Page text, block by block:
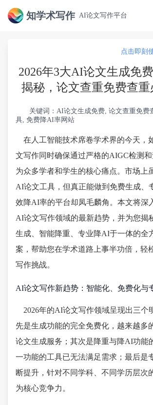
知学术写作 AI论文写作平台
点击即刻
2026年3大AI论文生成免
揭秘，论文查重免费查重
关键词：AI论文生成免费, 论文查重免费
具, 免费降AI率网站
在人工智能技术席卷学术界的今天，
文写作同时确保通过严格的AIGC检测
为众多学者和学生的核心痛点。市场上
AI论文工具，但真正能做到免费生成、
效降AI率的平台却凤毛麟角。本文将深
AI论文写作领域的最新趋势，并为您揭
生成、智能降重、专业降AI于一体的全
案，帮助您在学术道路上事半功倍，轻
写作挑战。
AI论文写作新趋势：智能化、免费化与
2026年的AI论文写作领域呈现出三个
先是生成功能的完全免费化，越来越多
论文生成服务；其次是降重与降AI功能
一功能的工具已无法满足需求；最后是
断提升，针对不同学科、不同学历层次
为核心竞争力。